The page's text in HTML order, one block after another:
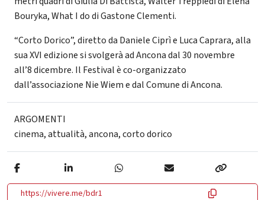
Bouryka, What I do di Gastone Clementi.
“Corto Dorico”, diretto da Daniele Ciprì e Luca Caprara, alla
sua XVI edizione si svolgerà ad Ancona dal 30 novembre
all’8 dicembre. Il Festival è co-organizzato
dall’associazione Nie Wiem e dal Comune di Ancona.
ARGOMENTI
cinema,attualità,ancona,corto dorico
https://vivere.me/bdr1